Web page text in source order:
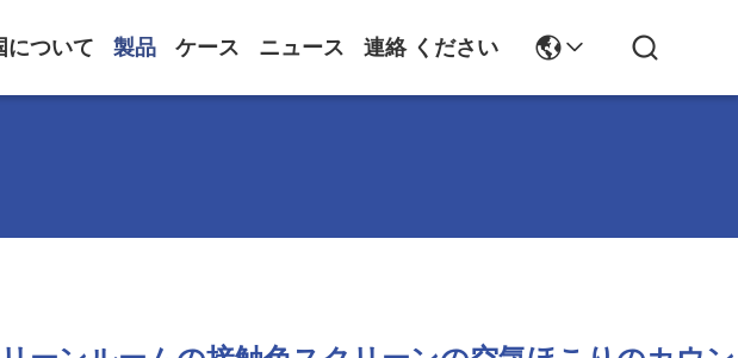
について 製品 ケース ニュース 連絡 ください